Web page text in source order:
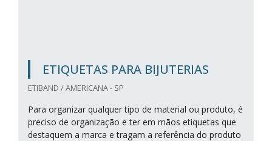
ETIQUETAS PARA BIJUTERIAS
ETIBAND / AMERICANA - SP
Para organizar qualquer tipo de material ou produto, é
preciso de organização e ter em mãos etiquetas que
destaquem a marca e tragam a referência do produto